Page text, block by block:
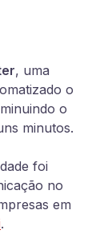
, uma
o
o
minutos.
foi
no
em
.